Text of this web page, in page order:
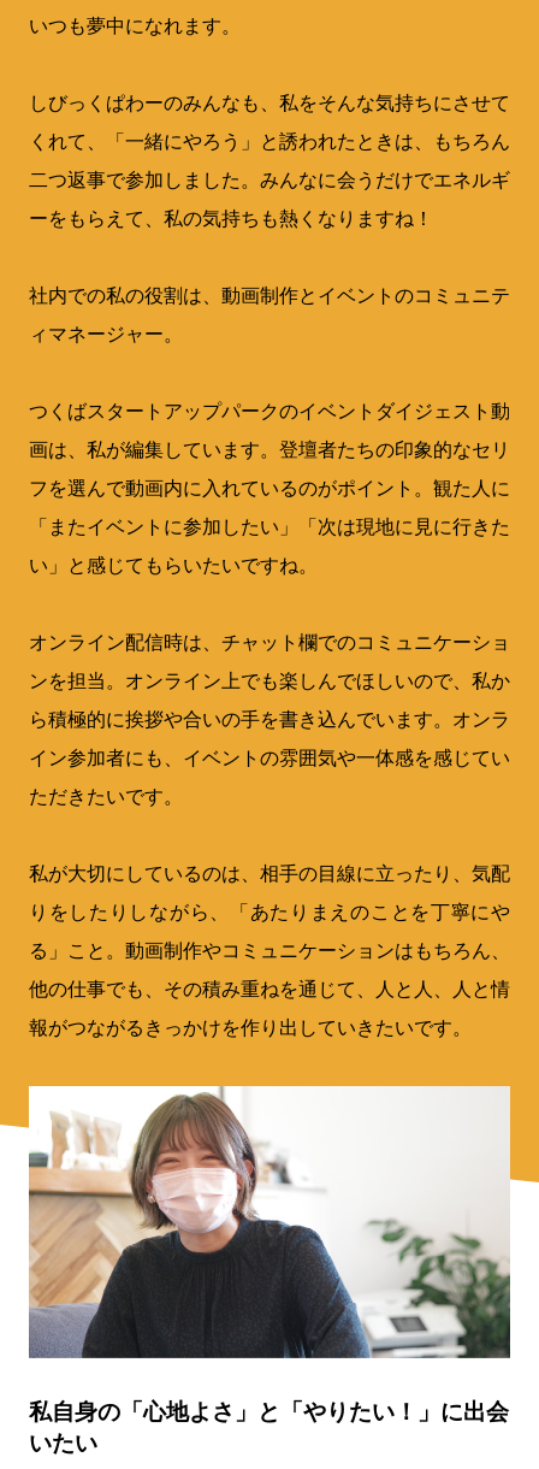
いつも夢中になれます。
しびっくぱわーのみんなも、私をそんな気持ちにさせて
くれて、「一緒にやろう」と誘われたときは、もちろん
二つ返事で参加しました。みんなに会うだけでエネルギ
ーをもらえて、私の気持ちも熱くなりますね！
社内での私の役割は、動画制作とイベントのコミュニテ
ィマネージャー。
つくばスタートアップパークのイベントダイジェスト動
画は、私が編集しています。登壇者たちの印象的なセリ
フを選んで動画内に入れているのがポイント。観た人に
「またイベントに参加したい」「次は現地に見に行きた
い」と感じてもらいたいですね。
オンライン配信時は、チャット欄でのコミュニケーショ
ンを担当。オンライン上でも楽しんでほしいので、私か
ら積極的に挨拶や合いの手を書き込んでいます。オンラ
イン参加者にも、イベントの雰囲気や一体感を感じてい
ただきたいです。
私が大切にしているのは、相手の目線に立ったり、気配
りをしたりしながら、「あたりまえのことを丁寧にや
る」こと。動画制作やコミュニケーションはもちろん、
他の仕事でも、その積み重ねを通じて、人と人、人と情
報がつながるきっかけを作り出していきたいです。
私自身の「心地よさ」と「やりたい！」に出会
いたい